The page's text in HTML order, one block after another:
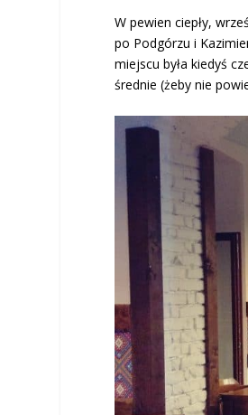
W pewien ciepły,
po Podgórzu i
miejscu była kiedyś
średnie (żeby nie